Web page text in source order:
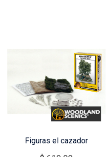
Figuras el cazador